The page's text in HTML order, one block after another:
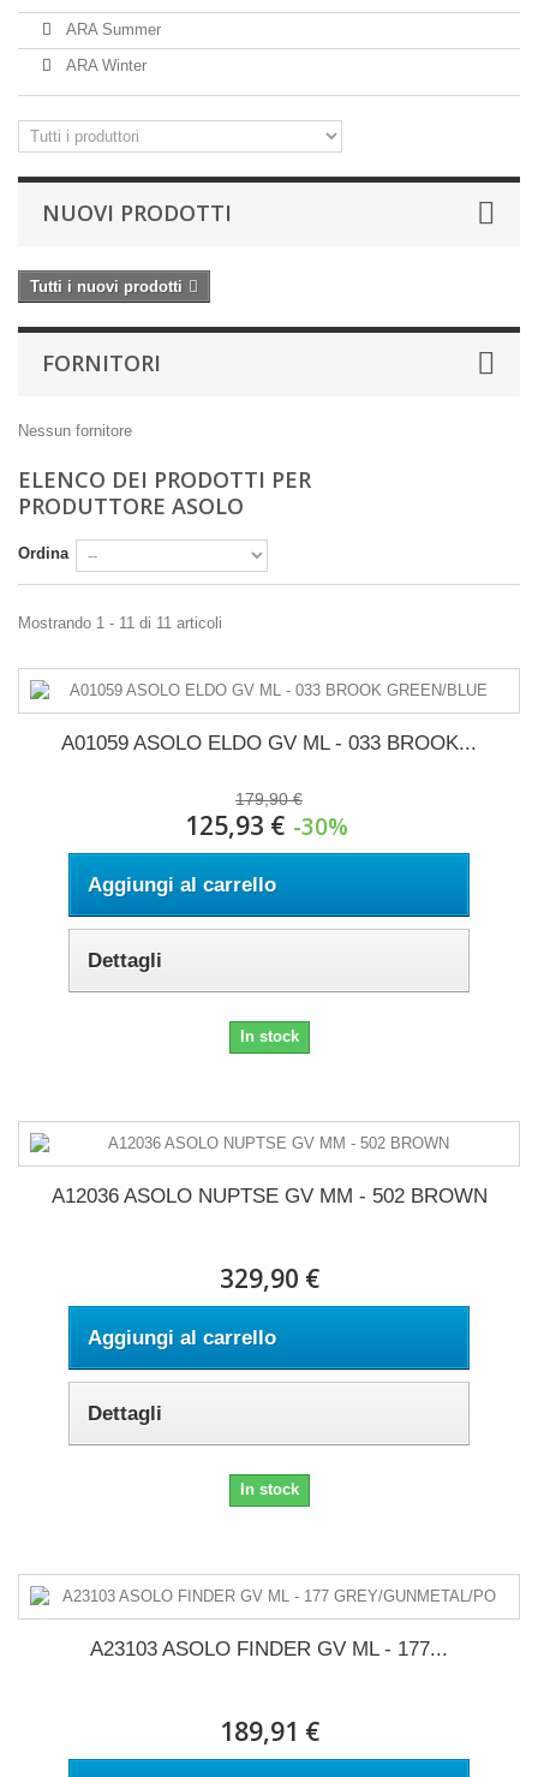
ARA Summer
ARA Winter
NUOVI PRODOTTI
Tutti i nuovi prodotti
FORNITORI
Nessun fornitore
ELENCO DEI PRODOTTI PER
PRODUTTORE ASOLO
Ordina
Mostrando 1 - 11 di 11 articoli
A01059 ASOLO ELDO GV ML - 033 BROOK...
125,93 €
179,90 €
-30%
Aggiungi al carrello
Dettagli
In stock
A12036 ASOLO NUPTSE GV MM - 502 BROWN
329,90 €
Aggiungi al carrello
Dettagli
In stock
A23103 ASOLO FINDER GV ML - 177...
189,91 €